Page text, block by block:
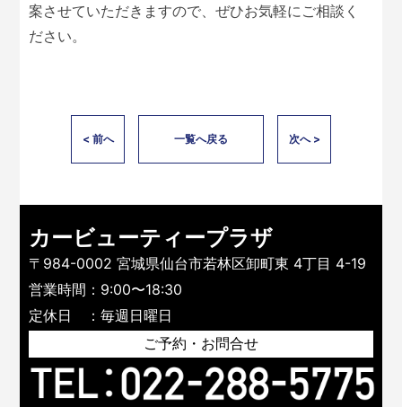
案させていただきますので、ぜひお気軽にご相談く
ださい。
< 前へ 一覧へ戻る 次へ >
カービューティープラザ
〒984-0002 宮城県仙台市若林区卸町東 4丁目 4-19
営業時間：9:00〜18:30
定休日 ：毎週日曜日
ご予約・お問合せ